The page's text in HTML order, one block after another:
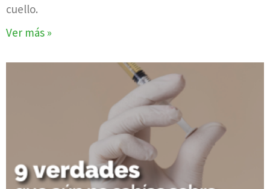
cuello.
Ver más »